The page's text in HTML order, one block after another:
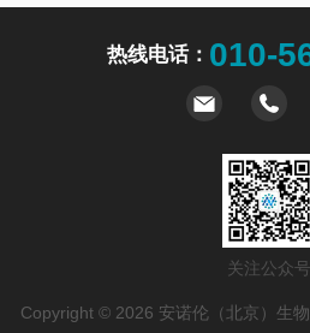
热线电话： 010-
关注公众号
Copyright © 2026 安诺伦（北京）生